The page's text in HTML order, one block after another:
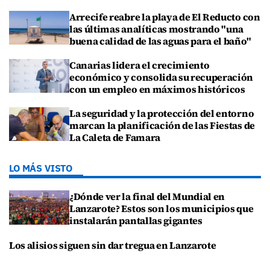
Arrecife reabre la playa de El Reducto con
las últimas analíticas mostrando "una
buena calidad de las aguas para el baño"
Canarias lidera el crecimiento
económico y consolida su recuperación
con un empleo en máximos históricos
La seguridad y la protección del entorno
marcan la planificación de las Fiestas de
La Caleta de Famara
LO MÁS VISTO
¿Dónde ver la final del Mundial en
Lanzarote? Estos son los municipios que
instalarán pantallas gigantes
Los alisios siguen sin dar tregua en Lanzarote